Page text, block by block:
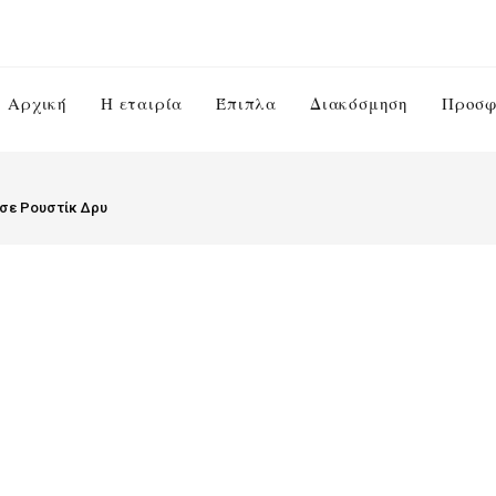
Αρχική Η εταιρία Έπιπλα Διακόσμηση
Ρουστίκ Δρυ